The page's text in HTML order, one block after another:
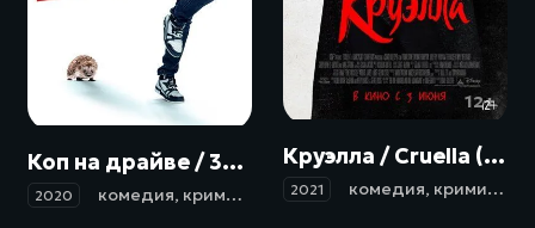
Коп на драйве / 30 jours max (2020)
2020 комедия, криминал
12+
Круэлла / Cruella (2021)
2021 комедия, криминал